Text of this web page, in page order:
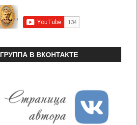
ГРУППА В ВКОНТАКТЕ